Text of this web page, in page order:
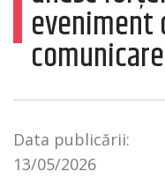
Data publicării:
13/05/2026